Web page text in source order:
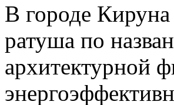
В городе
ратуша по
архитектурной